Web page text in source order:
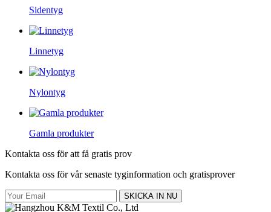
Sidentyg
Linnetyg
Nylontyg
Gamla produkter
Kontakta oss för att få gratis prov
Kontakta oss för vår senaste tyginformation och gratisprover
SKICKA IN NU